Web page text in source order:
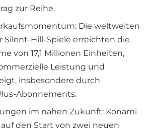
zur Reihe.
Die weltweiten
Silent-Hill-Spiele erreichten die
von 17,1 Millionen Einheiten,
Leistung und
insbesondere durch
Abonnements.
im nahen Zukunft: Konami
den Start von zwei neuen